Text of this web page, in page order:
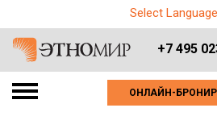
Select Language
+7 495
ОНЛАЙН-